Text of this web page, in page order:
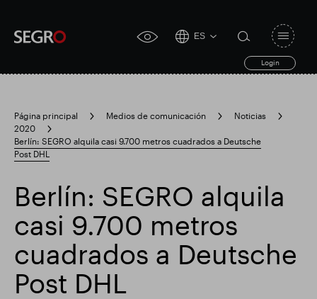
accessibility
ES
Login
search
form
Submit
Search
for
Claro
Responsable SEGRO Finca comercial Slough
Resultados financieros
toggle
Página principal Medios de comunicación
Noticias
2020
Berlín: SEGRO alquila casi 9.700 metros cuadrados a Deutsche
Post DHL
Berlín: SEGRO alquila
casi 9.700 metros
cuadrados a Deutsche
Post DHL